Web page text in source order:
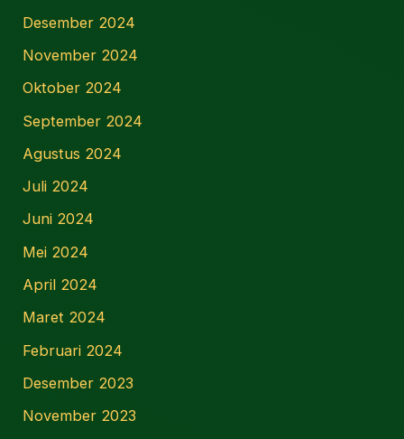
Desember 2024
November 2024
Oktober 2024
September 2024
Agustus 2024
Juli 2024
Juni 2024
Mei 2024
April 2024
Maret 2024
Februari 2024
Desember 2023
November 2023